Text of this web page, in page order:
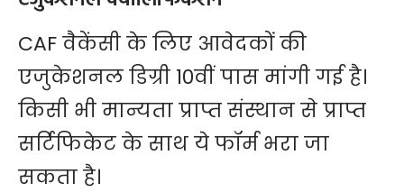
CAF वैकेंसी के लिए आवेदकों की
एजुकेशनल डिग्री 10वीं पास मांगी गई है।
किसी भी मान्यता प्राप्त संस्थान से प्राप्त
सर्टिफिकेट के साथ ये फॉर्म भरा जा
सकता है।